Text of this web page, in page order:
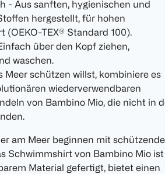
- Aus sanften, hygienischen und
hergestellt, für hohen
(OEKO-TEX® Standard 100).
über den Kopf ziehen,
waschen.
Meer schützen willst, kombiniere es
wiederverwendbaren
von Bambino Mio, die nicht in
am Meer beginnen mit
Schwimmshirt von Bambino Mio ist
Material gefertigt, bietet einen